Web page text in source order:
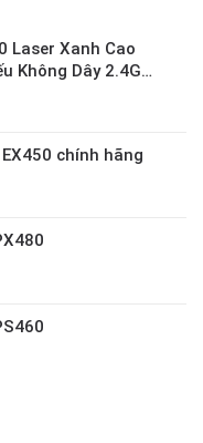
Laser Xanh Cao
Không Dây 2.4G
chính hãng